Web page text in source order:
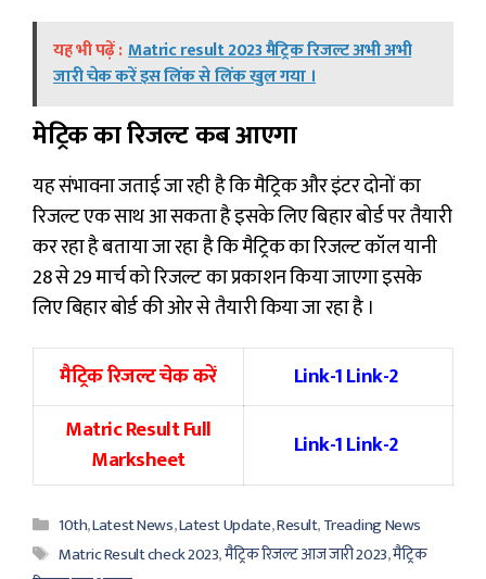
यह भी पढ़ें :Matric result 2023 मैट्रिक रिजल्ट अभी अभी
जारी चेक करें इस लिंक से लिंक खुल गया ।
मेट्रिक का रिजल्ट कब आएगा
यह संभावना जताई जा रही है कि मैट्रिक और इंटर दोनों का
रिजल्ट एक साथ आ सकता है इसके लिए बिहार बोर्ड पर तैयारी
कर रहा है बताया जा रहा है कि मैट्रिक का रिजल्ट कॉल यानी
28 से 29 मार्च को रिजल्ट का प्रकाशन किया जाएगा इसके
लिए बिहार बोर्ड की ओर से तैयारी किया जा रहा है ।
मैट्रिक रिजल्ट चेक करें
Link-1 Link-2
Matric Result Full
Marksheet
Link-1 Link-2
Categories
10th,Latest News,Latest Update,Result,Treading News
Tags
Matric Result check 2023,मैट्रिक रिजल्ट आज जारी 2023,मैट्रिक